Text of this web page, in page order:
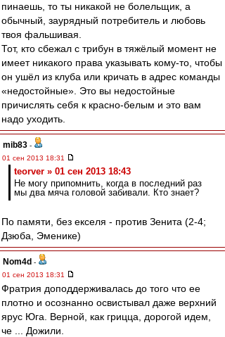
пинаешь, то ты никакой не болельщик, а
обычный, заурядный потребитель и любовь
твоя фальшивая.
Тот, кто сбежал с трибун в тяжёлый момент не
имеет никакого права указывать кому-то, чтобы
он ушёл из клуба или кричать в адрес команды
«недостойные». Это вы недостойные
причислять себя к красно-белым и это вам
надо уходить.
mib83 -
01 сен 2013 18:31
teorver » 01 сен 2013 18:43
Не могу припомнить, когда в последний раз
мы два мяча головой забивали. Кто знает?
По памяти, без екселя - против Зенита (2-4;
Дзюба, Эменике)
Nom4d -
01 сен 2013 18:31
Фратрия доподдерживалась до того что ее
плотно и осознанно освистывал даже верхний
ярус Юга. Верной, как грицца, дорогой идем,
че ... Дожили.